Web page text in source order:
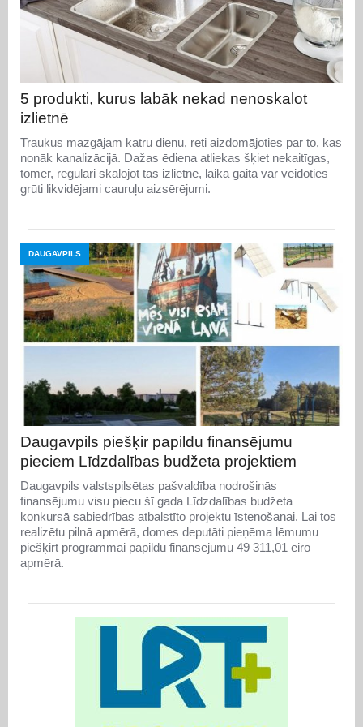
5 produkti, kurus labāk nekad nenoskalot
izlietnē
Traukus mazgājam katru dienu, reti aizdomājoties par to, kas
nonāk kanalizācijā. Dažas ēdiena atliekas šķiet nekaitīgas,
tomēr, regulāri skalojot tās izlietnē, laika gaitā var veidoties
grūti likvidējami cauruļu aizsērējumi.
DAUGAVPILS
Daugavpils piešķir papildu finansējumu
pieciem Līdzdalības budžeta projektiem
Daugavpils valstspilsētas pašvaldība nodrošinās
finansējumu visu piecu šī gada Līdzdalības budžeta
konkursā sabiedrības atbalstīto projektu īstenošanai. Lai tos
realizētu pilnā apmērā, domes deputāti pieņēma lēmumu
piešķirt programmai papildu finansējumu 49 311,01 eiro
apmērā.